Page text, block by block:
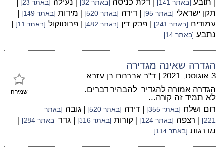
| תובע [באתר 141] | דלת כניסה [באתר 32] | נעילה [באתר 23]
|
תקן ישראלי [באתר 95] | דירה [באתר 520] | מידות [באתר 149]
|
עמודים [באתר 241] | פסק דין [באתר 482] | פרוטוקול [באתר 11]
|
נתבע [באתר 14]
הגדרה שאינה מגדירה
שמירה
3 אוגוסט, 2021 | ד"ר אברהם בן עזרא
הגדרה אמורה להגדיר ולהבהיר דברים.
לא תמיד זה קורה...
רום ושלח [באתר 355] | דירה [באתר 520] | גובה [באתר
221]
| רצפה [באתר 124] | קורות [באתר 316] | גדר [באתר 284]
|
מדרגות [באתר 114]